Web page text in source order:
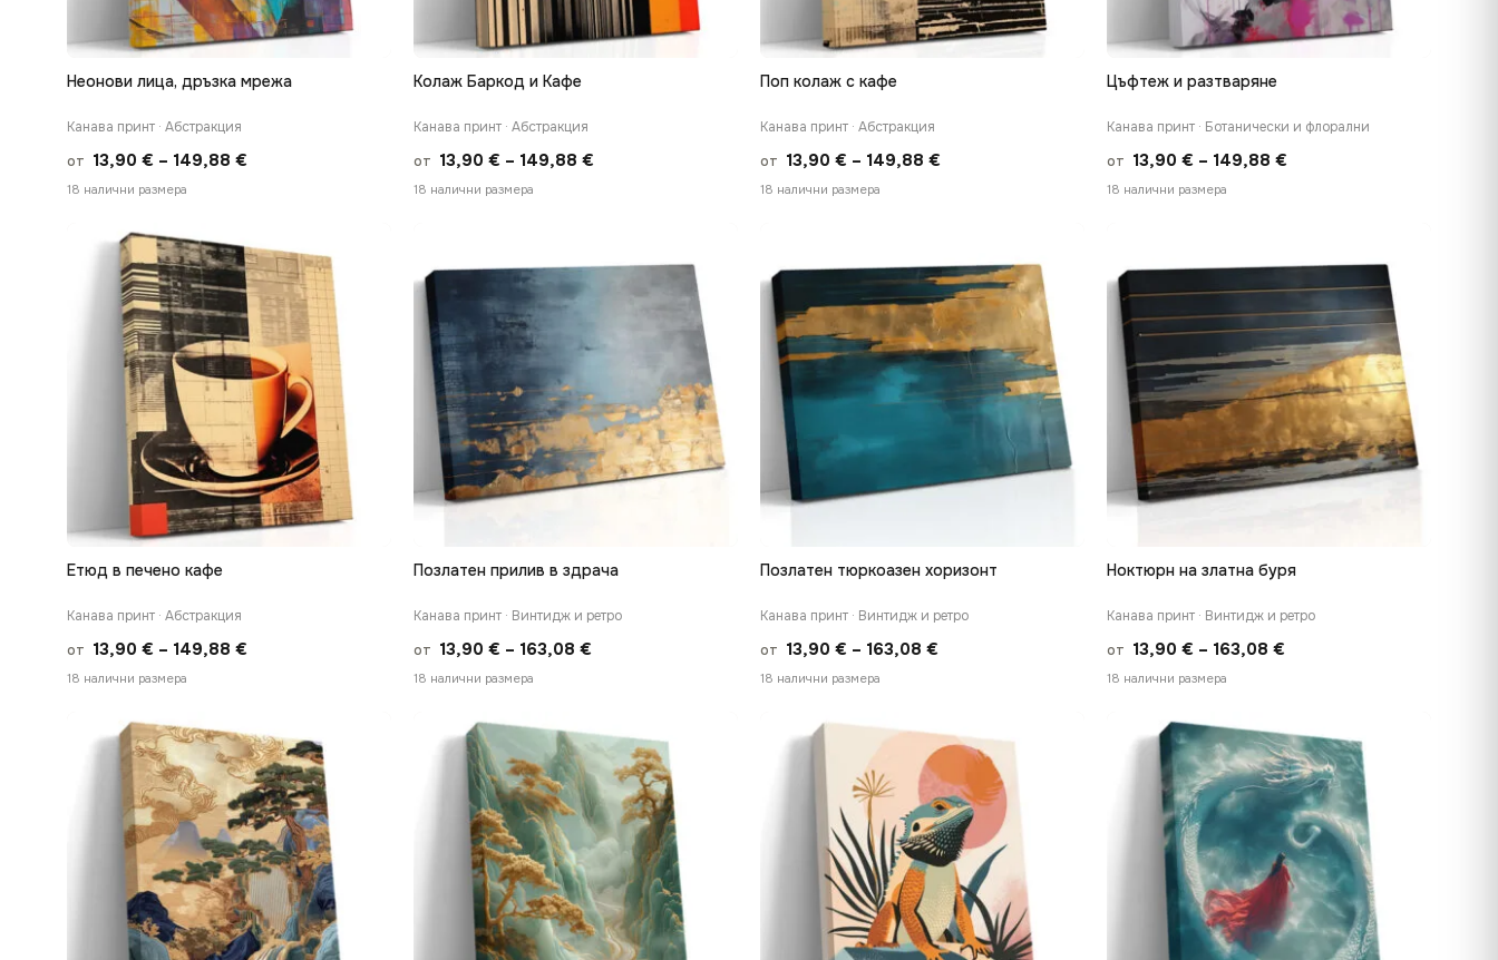
БЪРЗ ПРЕГЛЕД
Неонови лица, дръзка мрежа
Канава принт · Абстракция
от 13,90 € – 149,88 €
through
149,88 €
18 налични размера
БЪРЗ ПРЕГЛЕД
Колаж Баркод и Кафе
Канава принт · Абстракция
от 13,90 € – 149,88 €
18 налични размера
БЪРЗ ПРЕГЛЕД
Поп колаж с кафе
Канава принт · Абстракция
от 13,90 € – 149,88 €
149,88 €
18 налични размера
БЪРЗ ПРЕГЛЕД
Цъфтеж и разтваряне
Канава принт · Ботанически и флорални
от 13,90 € – 149,88 €
18 налични размера
БЪРЗ ПРЕГЛЕД
Етюд в печено кафе
Канава принт · Абстракция
от 13,90 € – 149,88 €
through
149,88 €
18 налични размера
БЪРЗ ПРЕГЛЕД
Позлатен прилив в здрача
Канава принт · Винтидж и ретро
от 13,90 € – 163,08 €
through
163,08 €
18 налични размера
БЪРЗ ПРЕГЛЕД
Позлатен тюркоазен хоризонт
Канава принт · Винтидж и ретро
от 13,90 € – 163,08 €
through
163,08 €
18 налични размера
БЪРЗ ПРЕГЛЕД
Ноктюрн на златна буря
Канава принт · Винтидж и ретро
от 13,90 € – 163,08 €
through
163,08 €
18 налични размера